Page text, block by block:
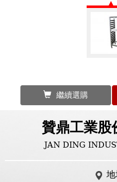
繼續選購
贊鼎工業股
JAN DING